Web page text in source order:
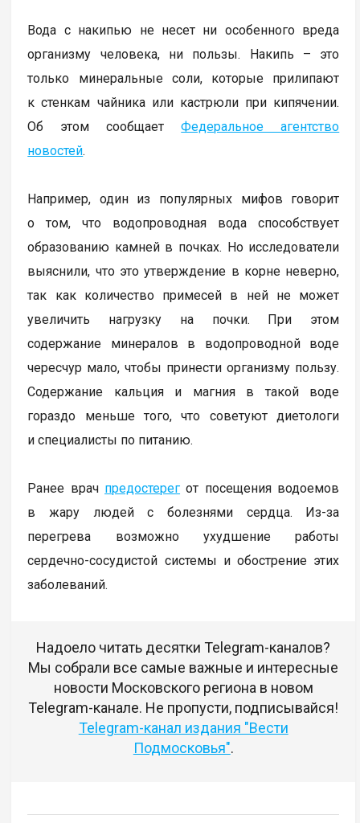
Вода с накипью не несет ни особенного вреда
организму человека, ни пользы. Накипь – это
только минеральные соли, которые прилипают
к стенкам чайника или кастрюли при кипячении.
Об этом сообщаетФедеральное агентство
новостей.
Например, один из популярных мифов говорит
о том, что водопроводная вода способствует
образованию камней в почках. Но исследователи
выяснили, что это утверждение в корне неверно,
так как количество примесей в ней не может
увеличить нагрузку на почки. При этом
содержание минералов в водопроводной воде
чересчур мало, чтобы принести организму пользу.
Содержание кальция и магния в такой воде
гораздо меньше того, что советуют диетологи
и специалисты по питанию.
Ранее врач предостерег от посещения водоемов
в жару людей с болезнями сердца. Из-за
перегрева возможно ухудшение работы
сердечно-сосудистой системы и обострение этих
заболеваний.
Надоело читать десятки Telegram-каналов?
Мы собрали все самые важные и интересные
новости Московского региона в новом
Telegram-канале. Не пропусти, подписывайся!
Telegram-канал издания "Вести
Подмосковья".